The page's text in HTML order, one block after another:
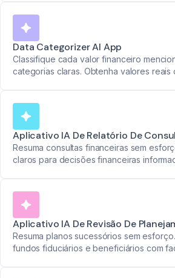
Data Categorizer AI App
Classifique cada valor financeiro
categorias claras. Obtenha valores
Aplicativo IA De Relatório De
Resuma consultas financeiras sem
claros para decisões financeiras
Aplicativo IA De Revisão De
Resuma planos sucessórios sem
fundos fiduciários e beneficiários com